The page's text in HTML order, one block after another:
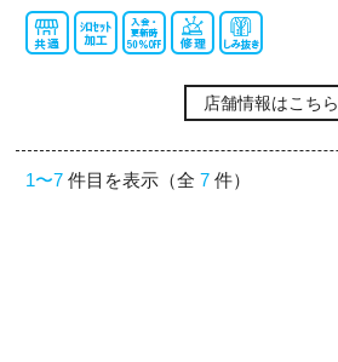
店舗情報はこちら
1〜7 件目を表示（全7 件）